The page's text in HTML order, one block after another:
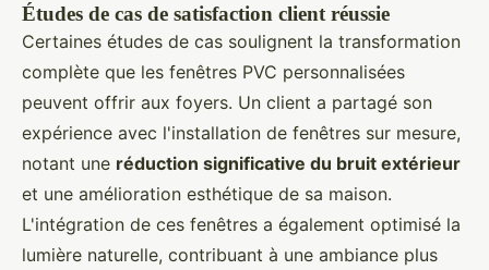
Études de cas de satisfaction client réussie
Certaines études de cas soulignent la transformation
complète que les fenêtres PVC personnalisées
peuvent offrir aux foyers. Un client a partagé son
expérience avec l'installation de fenêtres sur mesure,
notant une réduction significative du bruit extérieur
et une amélioration esthétique de sa maison.
L'intégration de ces fenêtres a également optimisé la
lumière naturelle, contribuant à une ambiance plus